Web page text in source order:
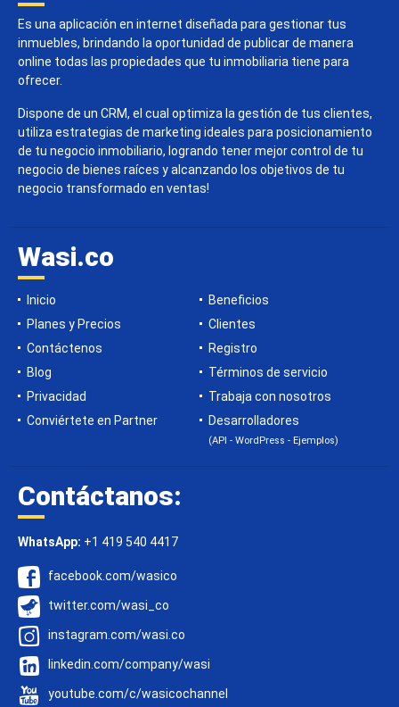
Es una aplicación en internet diseñada para gestionar tus
inmuebles, brindando la oportunidad de publicar de manera
online todas las propiedades que tu inmobiliaria tiene para
ofrecer.
Dispone de un CRM, el cual optimiza la gestión de tus clientes,
utiliza estrategias de marketing ideales para posicionamiento
de tu negocio inmobiliario, logrando tener mejor control de tu
negocio de bienes raíces y alcanzando los objetivos de tu
negocio transformado en ventas!
Wasi.co
Inicio
Beneficios
Planes y Precios
Clientes
Contáctenos
Registro
Blog
Términos de servicio
Privacidad
Trabaja con nosotros
Conviértete en Partner
Desarrolladores
(API - WordPress - Ejemplos)
Contáctanos:
WhatsApp: +1 419 540 4417
facebook.com/wasico
twitter.com/wasi_co
instagram.com/wasi.co
linkedin.com/company/wasi
youtube.com/c/wasicochannel